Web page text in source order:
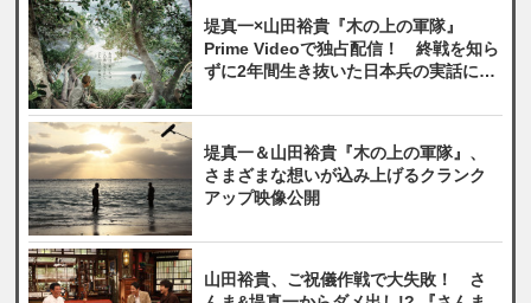
堤真一×山田裕貴『木の上の軍隊』
Prime Videoで独占配信！ 終戦を知ら
ずに2年間生き抜いた日本兵の実話に基
堤真一＆山田裕貴『木の上の軍隊』、
さまざまな想いが込み上げるクランク
アップ映像公開
山田裕貴、ご祝儀作戦で大失敗！ さ